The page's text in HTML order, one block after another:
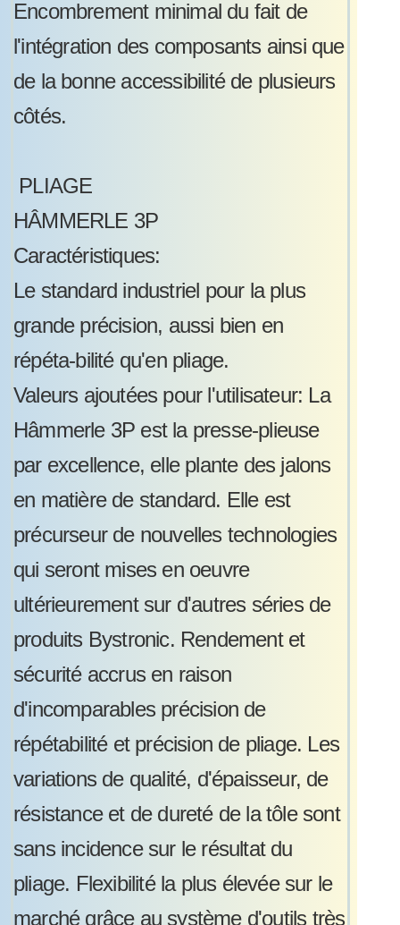
Encombrement minimal du fait de
l'intégration des composants ainsi que
de la bonne accessibilité de plusieurs
côtés.
PLIAGE
HÂMMERLE 3P
Caractéristiques:
Le standard industriel pour la plus
grande précision, aussi bien en
répéta-bilité qu'en pliage.
Valeurs ajoutées pour l'utilisateur: La
Hâmmerle 3P est la presse-plieuse
par excellence, elle plante des jalons
en matière de standard. Elle est
précurseur de nouvelles technologies
qui seront mises en oeuvre
ultérieurement sur d'autres séries de
produits Bystronic. Rendement et
sécurité accrus en raison
d'incomparables précision de
répétabilité et précision de pliage. Les
variations de qualité, d'épaisseur, de
résistance et de dureté de la tôle sont
sans incidence sur le résultat du
pliage. Flexibilité la plus élevée sur le
marché grâce au système d'outils très